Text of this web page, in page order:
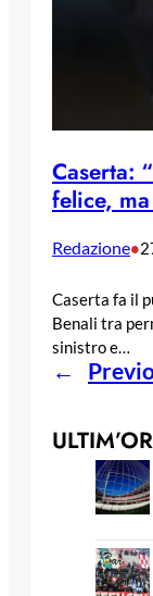
Caserta:
felice,
Redazione•
Caserta fa il
Benali tra
sinistro e…
←